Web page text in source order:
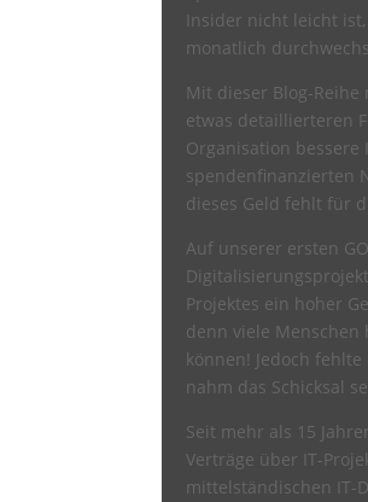
Insider nicht leicht
monatlich
Mit dieser Blog-
etwas detaillierteren
Organisation bessere
spendenfinanzierten
dieses Geld fehlt für
Auf unserer ersten
Projektes ein hoher
denn viele
können! Jedoch
nahm das Schicksal
Seit mehr als 15
Verträge über IT-
mittelständischen IT-